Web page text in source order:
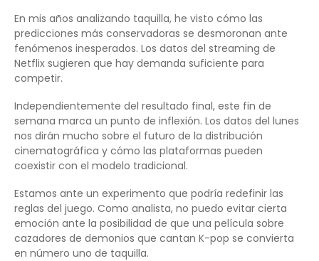
En mis años analizando taquilla, he visto cómo las
predicciones más conservadoras se desmoronan ante
fenómenos inesperados. Los datos del streaming de
Netflix sugieren que hay demanda suficiente para
competir.
Independientemente del resultado final, este fin de
semana marca un punto de inflexión. Los datos del lunes
nos dirán mucho sobre el futuro de la distribución
cinematográfica y cómo las plataformas pueden
coexistir con el modelo tradicional.
Estamos ante un experimento que podría redefinir las
reglas del juego. Como analista, no puedo evitar cierta
emoción ante la posibilidad de que una película sobre
cazadores de demonios que cantan K-pop se convierta
en número uno de taquilla.